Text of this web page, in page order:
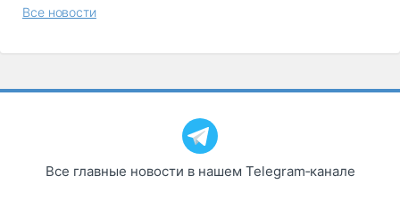
Все новости
Все главные новости в нашем Telegram‑канале